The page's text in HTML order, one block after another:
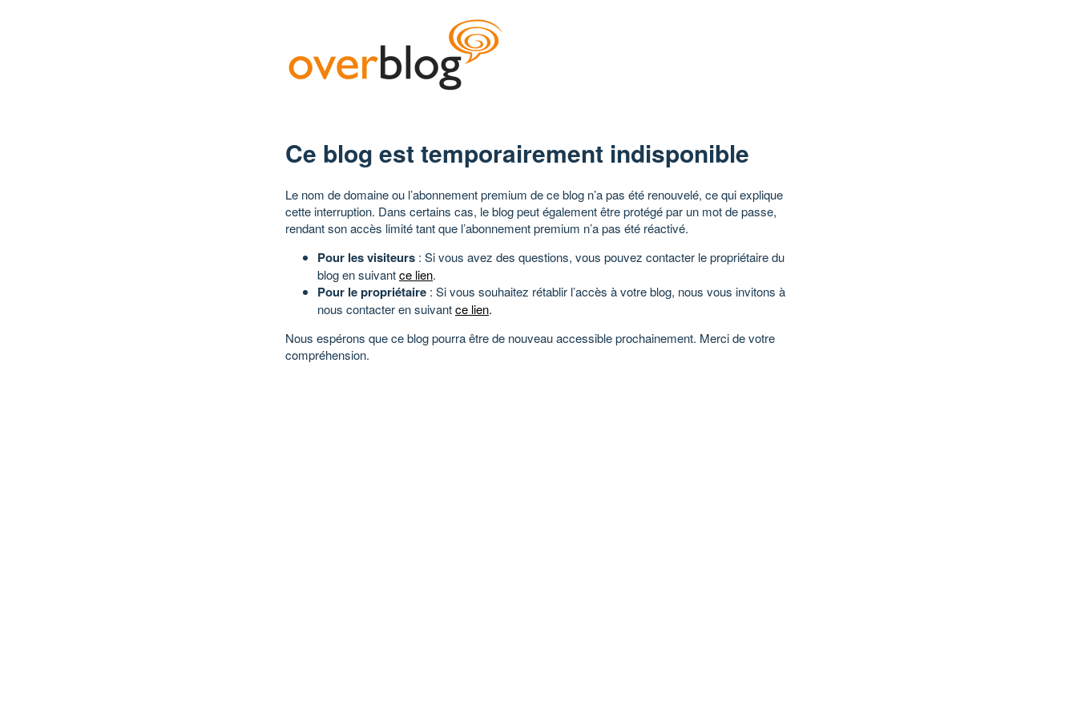
Ce blog est temporairement indisponible
Le nom de domaine ou l’abonnement premium de ce blog n’a pas été renouvelé, ce qui explique
cette interruption. Dans certains cas, le blog peut également être protégé par un mot de passe,
rendant son accès limité tant que l’abonnement premium n’a pas été réactivé.
Pour les visiteurs : Si vous avez des questions, vous pouvez contacter le propriétaire du
blog en suivantce lien.
Pour le propriétaire : Si vous souhaitez rétablir l’accès à votre blog, nous vous invitons à
nous contacter en suivantce lien.
Nous espérons que ce blog pourra être de nouveau accessible prochainement. Merci de votre
compréhension.